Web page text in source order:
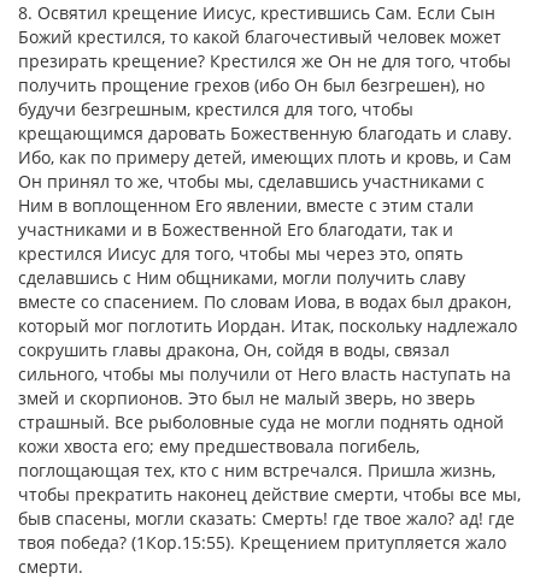
8. Освятил крещение Иисус, крестившись Сам. Если Сын
Божий крестился, то какой благочестивый человек может
презирать крещение? Крестился же Он не для того, чтобы
получить прощение грехов (ибо Он был безгрешен), но
будучи безгрешным, крестился для того, чтобы
крещающимся даровать Божественную благодать и славу.
Ибо, как по примеру детей, имеющих плоть и кровь, и Сам
Он принял то же, чтобы мы, сделавшись участниками с
Ним в воплощенном Его явлении, вместе с этим стали
участниками и в Божественной Его благодати, так и
крестился Иисус для того, чтобы мы через это, опять
сделавшись с Ним общниками, могли получить славу
вместе со спасением. По словам Иова, в водах был дракон,
который мог поглотить Иордан. Итак, поскольку надлежало
сокрушить главы дракона, Он, сойдя в воды, связал
сильного, чтобы мы получили от Него власть наступать на
змей и скорпионов. Это был не малый зверь, но зверь
страшный. Все рыболовные суда не могли поднять одной
кожи хвоста его; ему предшествовала погибель,
поглощающая тех, кто с ним встречался. Пришла жизнь,
чтобы прекратить наконец действие смерти, чтобы все мы,
быв спасены, могли сказать: Смерть! где твое жало? ад! где
твоя победа? (1Кор.15:55). Крещением притупляется жало
смерти.